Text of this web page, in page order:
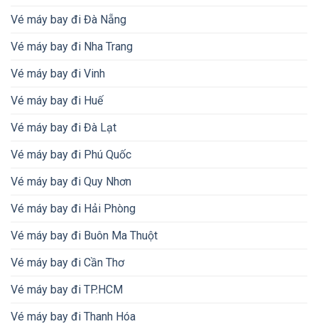
Vé máy bay đi Đà Nẵng
Vé máy bay đi Nha Trang
Vé máy bay đi Vinh
Vé máy bay đi Huế
Vé máy bay đi Đà Lạt
Vé máy bay đi Phú Quốc
Vé máy bay đi Quy Nhơn
Vé máy bay đi Hải Phòng
Vé máy bay đi Buôn Ma Thuột
Vé máy bay đi Cần Thơ
Vé máy bay đi TP.HCM
Vé máy bay đi Thanh Hóa